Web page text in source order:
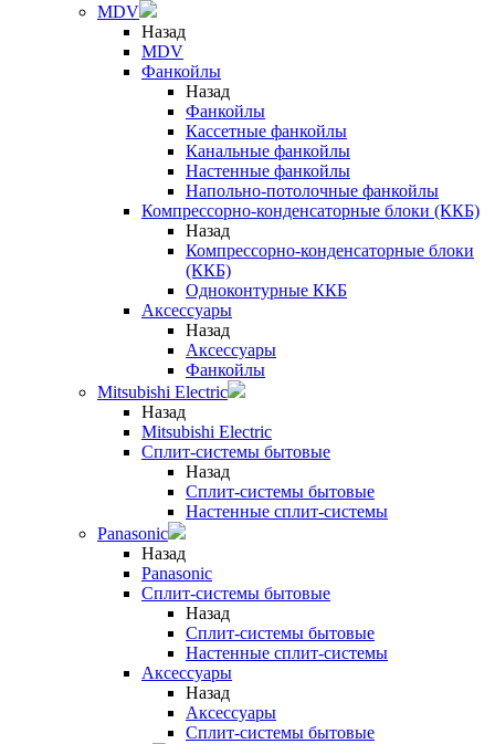
MDV
Назад
MDV
Фанкойлы
Назад
Фанкойлы
Кассетные фанкойлы
Канальные фанкойлы
Настенные фанкойлы
Напольно-потолочные фанкойлы
Компрессорно-конденсаторные блоки (ККБ)
Назад
Компрессорно-конденсаторные блоки
(ККБ)
Одноконтурные ККБ
Аксессуары
Назад
Аксессуары
Фанкойлы
Mitsubishi Electric
Назад
Mitsubishi Electric
Сплит-системы бытовые
Назад
Сплит-системы бытовые
Настенные сплит-системы
Panasonic
Назад
Panasonic
Сплит-системы бытовые
Назад
Сплит-системы бытовые
Настенные сплит-системы
Аксессуары
Назад
Аксессуары
Сплит-системы бытовые